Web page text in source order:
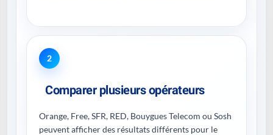
2
Comparer plusieurs opérateurs
Orange, Free, SFR, RED, Bouygues Telecom ou Sosh
peuvent afficher des résultats différents pour le